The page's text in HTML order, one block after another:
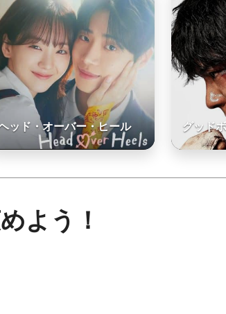
ッド・オーバー・ヒール グッド
よう！